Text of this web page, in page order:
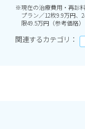
※現在の治療費用・再診
プラン／12枚9.9万円、
限49.5万円（参考価格）
関連するカテゴリ：